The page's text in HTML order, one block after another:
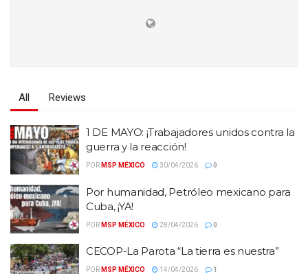
All Reviews
1 DE MAYO: ¡Trabajadores unidos contra la
guerra y la reacción!
POR MSP MÉXICO 30/04/2026 0
Por humanidad, Petróleo mexicano para
Cuba, ¡YA!
POR MSP MÉXICO 28/04/2026 0
CECOP-La Parota “La tierra es nuestra”
POR MSP MÉXICO 14/04/2026 1